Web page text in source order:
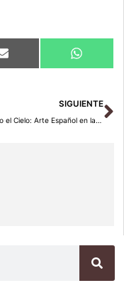
Compartir
en
Email
en
SIGUIENTE
Explorando el Cielo: Arte Español en la Ruta Shanghái-Barcelona